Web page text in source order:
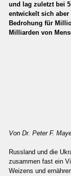
und lag zuletzt bei
entwickelt sich
Bedrohung für
Milliarden von
Von Dr. Peter F.
Russland und die
zusammen fast ein
Weizens und